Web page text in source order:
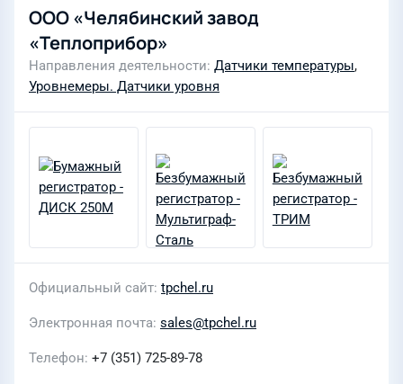
ООО «Челябинский завод
«Теплоприбор»
Направления деятельности Датчики температуры,
Уровнемеры. Датчики уровня
Официальный сайт tpchel.ru
Электронная почта sales@tpchel.ru
Телефон +7 (351) 725-89-78